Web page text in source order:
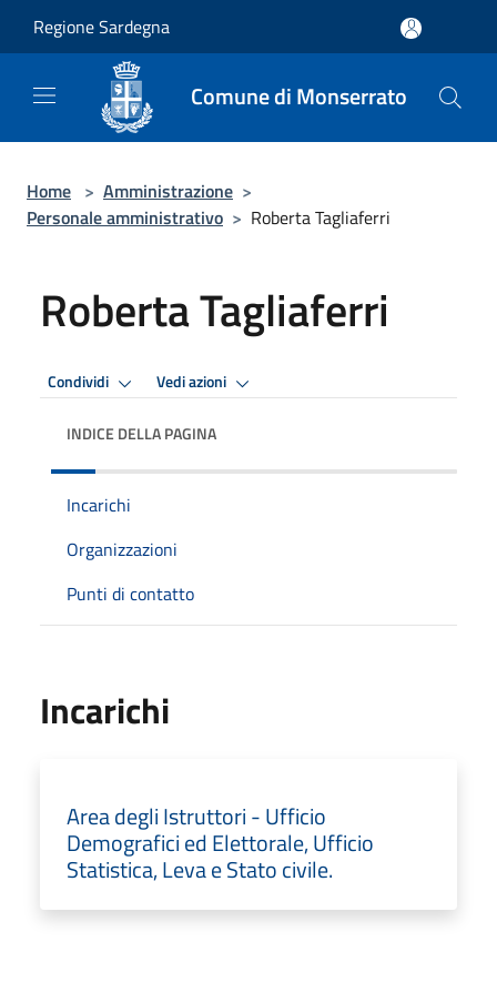
Regione Sardegna
Comune di Monserrato
Home > Amministrazione >
Personale amministrativo > Roberta Tagliaferri
Roberta Tagliaferri
Condividi Vedi azioni
INDICE DELLA PAGINA
Incarichi
Organizzazioni
Punti di contatto
Incarichi
Area degli Istruttori - Ufficio
Demografici ed Elettorale, Ufficio
Statistica, Leva e Stato civile.